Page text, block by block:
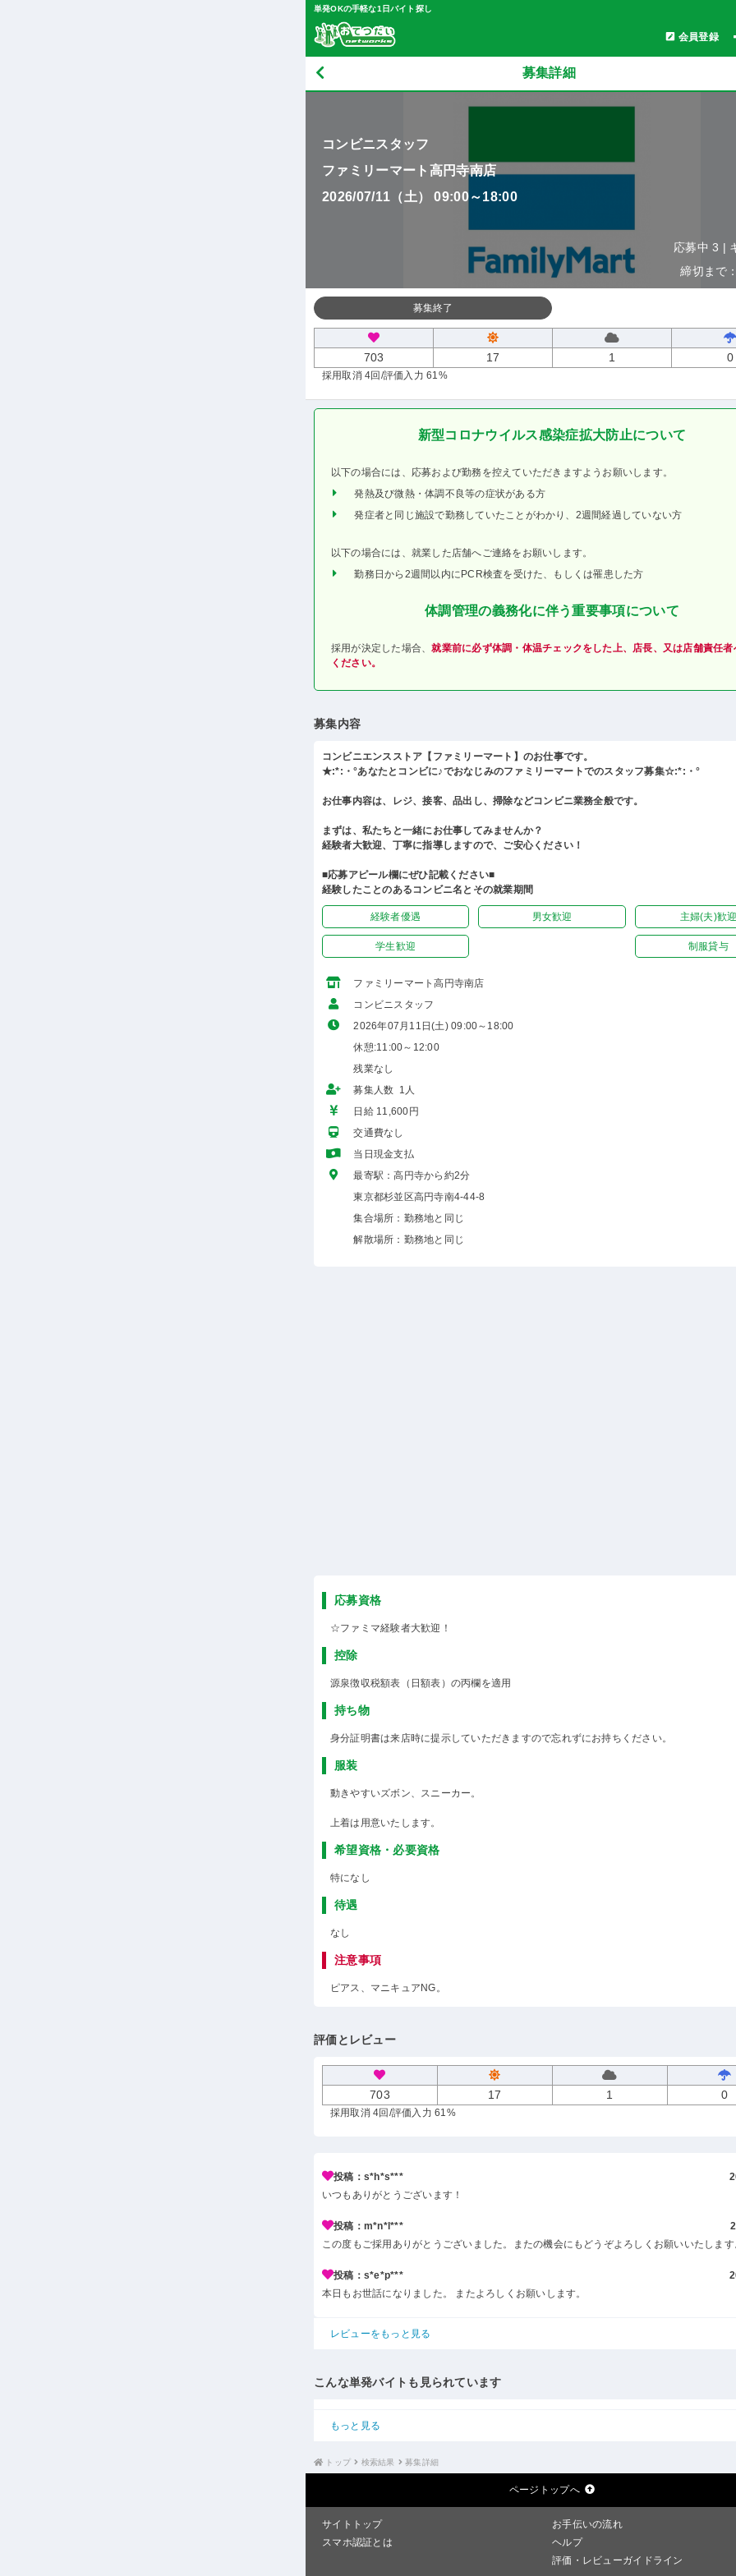
単発OKの手軽な1日バイト探し
会員登録
募集詳細
コンビニスタッフ
ファミリーマート高円寺南店
2026/07/11（土） 09:00～18:00
応募中 3 |
締切まで
募集終了
703 17 1 0
採用取消 4回 /評価入力 61%
新型コロナウイルス感染症拡大防止について
以下の場合には、応募および勤務を控えていただきますようお願いします。
発熱及び微熱・体調不良等の症状がある方
発症者と同じ施設で勤務していたことがわかり、2週間経過していない方
以下の場合には、就業した店舗へご連絡をお願いします。
勤務日から2週間以内にPCR検査を受けた、もしくは罹患した方
体調管理の義務化に伴う重要事項について
採用が決定した場合、就業前に必ず体調・体温チェックをした上、店長、又は店舗責任者
ください。
募集内容
コンビニエンスストア【ファミリーマート】のお仕事です。
★:*:・°あなたとコンビに♪でおなじみのファミリーマートでのスタッフ募集☆:*:・°
お仕事内容は、レジ、接客、品出し、掃除などコンビニ業務全般です。
まずは、私たちと一緒にお仕事してみませんか？
経験者大歓迎、丁寧に指導しますので、ご安心ください！
■応募アピール欄にぜひ記載ください■
経験したことのあるコンビニ名とその就業期間
経験者優遇 男女歓迎 主婦(夫)歓
学生歓迎 制服貸与
ファミリーマート高円寺南店
コンビニスタッフ
2026年07月11日(土) 09:00～18:00
休憩:11:00～12:00
残業なし
募集人数 1人
日給 11,600円
交通費なし
当日現金支払
最寄駅：高円寺から約2分
東京都杉並区高円寺南4-44-8
集合場所：勤務地と同じ
解散場所：勤務地と同じ
応募資格
☆ファミマ経験者大歓迎！
控除
源泉徴収税額表（日額表）の丙欄を適用
持ち物
身分証明書は来店時に提示していただきますので忘れずにお持ちください。
服装
動きやすいズボン、スニーカー。
上着は用意いたします。
希望資格・必要資格
特になし
待遇
なし
注意事項
ピアス、マニキュアNG。
評価とレビュー
703 17 1 0
採用取消 4回 /評価入力 61%
投稿：s*h*s***
いつもありがとうございます！
投稿：m*n*l***
この度もご採用ありがとうございました。またの機会にもどうぞよろしくお願いいたします
投稿：s*e*p***
本日もお世話になりました。 またよろしくお願いします。
レビューをもっと見る
こんな単発バイトも見られています
もっと見る
トップ 検索結果 募集詳細
ページトップへ
サイトトップ
お手伝いの流れ
スマホ認証とは
ヘルプ
評価・レビューガイドライン